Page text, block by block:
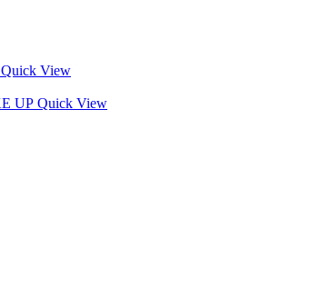
Quick View
Quick View